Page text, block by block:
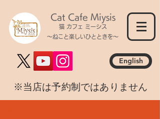
Cat Cafe Miysis
猫 カフェ ミーシス
～ねこと楽しいひとときを～
English
​※当店は予約制ではありません